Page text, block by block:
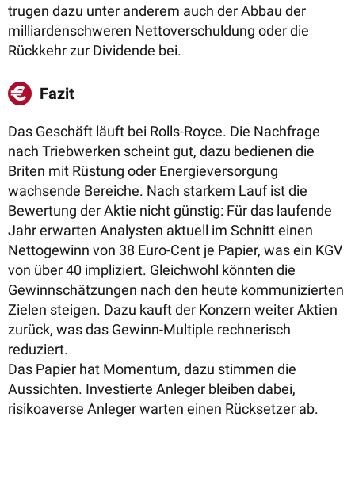
trugen dazu unter anderem auch der Abbau der
milliardenschweren Nettoverschuldung oder die
Rückkehr zur Dividende bei.
Fazit
Das Geschäft läuft bei Rolls-Royce. Die Nachfrage
nach Triebwerken scheint gut, dazu bedienen die
Briten mit Rüstung oder Energieversorgung
wachsende Bereiche. Nach starkem Lauf ist die
Bewertung der Aktie nicht günstig: Für das laufende
Jahr erwarten Analysten aktuell im Schnitt einen
Nettogewinn von 38 Euro-Cent je Papier, was ein KGV
von über 40 impliziert. Gleichwohl könnten die
Gewinnschätzungen nach den heute kommunizierten
Zielen steigen. Dazu kauft der Konzern weiter Aktien
zurück, was das Gewinn-Multiple rechnerisch
reduziert.
Das Papier hat Momentum, dazu stimmen die
Aussichten. Investierte Anleger bleiben dabei,
risikoaverse Anleger warten einen Rücksetzer ab.